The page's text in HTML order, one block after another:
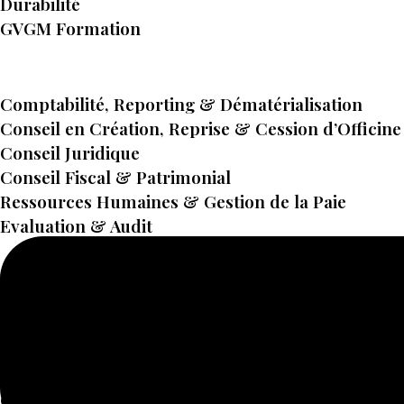
GVGM Formation
Comptabilité, Reporting & Dématérialisation
Conseil en Création, Reprise & Cession d’Officine
Conseil Juridique
Conseil Fiscal & Patrimonial
Ressources Humaines & Gestion de la Paie
Evaluation & Audit